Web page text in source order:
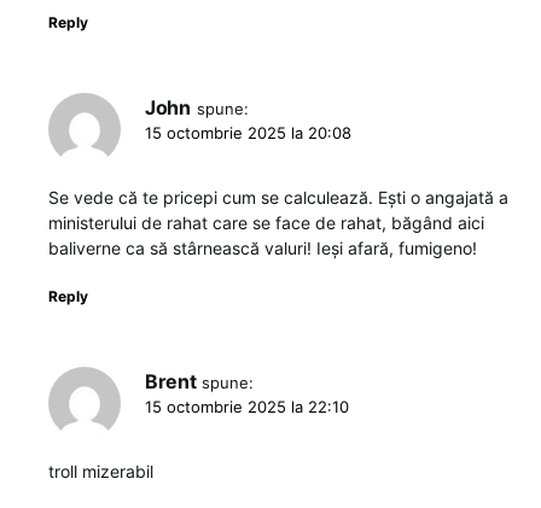
Reply
John spune:
15 octombrie 2025 la 20:08
Se vede că te pricepi cum se calculează. Ești o angajată a
ministerului de rahat care se face de rahat, băgând aici
baliverne ca să stârnească valuri! Ieși afară, fumigeno!
Reply
Brent spune:
15 octombrie 2025 la 22:10
troll mizerabil